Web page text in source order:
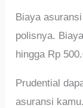
Biaya
polisnya.
hingga Rp
Prudential
asuransi